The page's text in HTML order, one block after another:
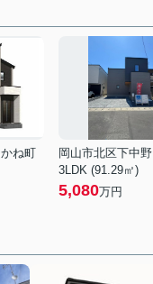
ね町
岡山市北区下中野
3LDK (91.29㎡)
5,080万円